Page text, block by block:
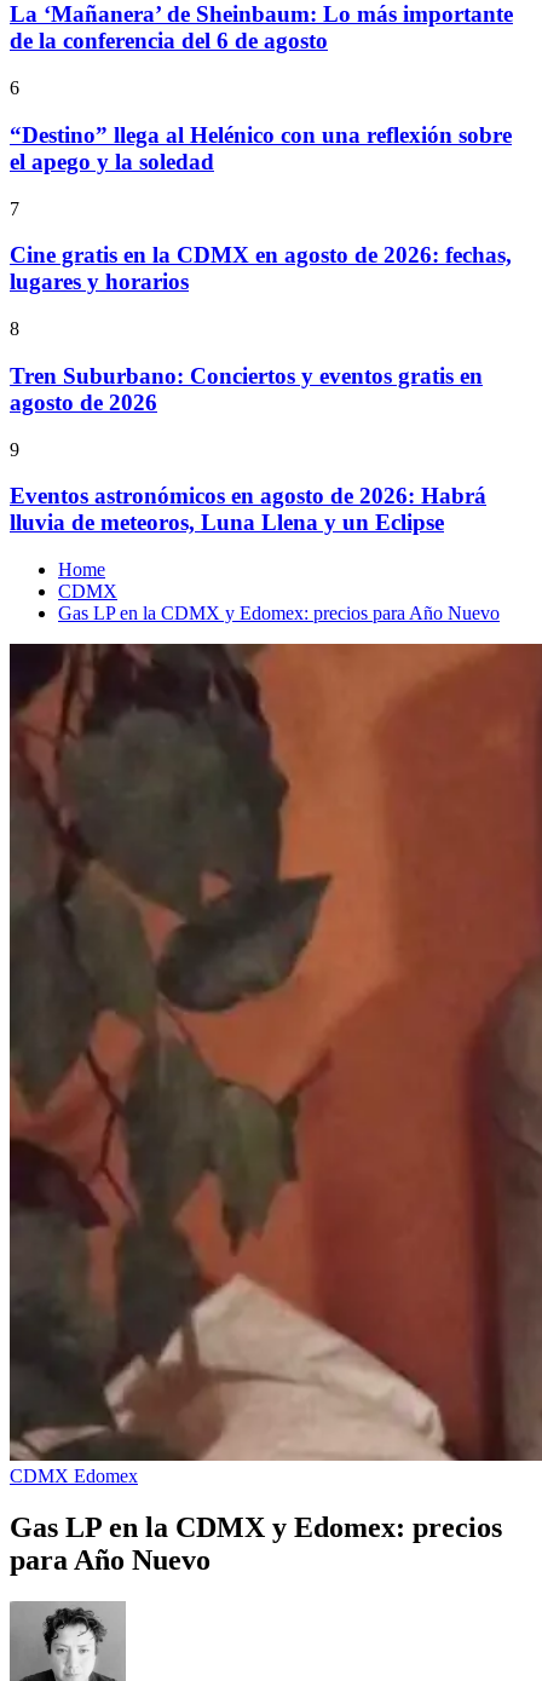
La ‘Mañanera’ de Sheinbaum: Lo más importante
de la conferencia del 6 de agosto
6
“Destino” llega al Helénico con una reflexión sobre
el apego y la soledad
7
Cine gratis en la CDMX en agosto de 2026: fechas,
lugares y horarios
8
Tren Suburbano: Conciertos y eventos gratis en
agosto de 2026
9
Eventos astronómicos en agosto de 2026: Habrá
lluvia de meteoros, Luna Llena y un Eclipse
Home
CDMX
Gas LP en la CDMX y Edomex: precios para Año Nuevo
CDMX Edomex
Gas LP en la CDMX y Edomex: precios
para Año Nuevo